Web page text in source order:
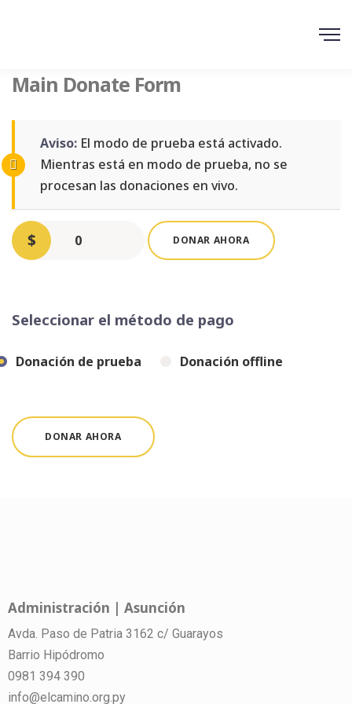
Main Donate Form
Aviso: El modo de prueba está activado.
Mientras está en modo de prueba, no se
procesan las donaciones en vivo.
$ 0 DONAR AHORA
Seleccionar el método de pago
Donación de prueba Donación offline
Administración | Asunción
Avda. Paso de Patria 3162 c/ Guarayos
Barrio Hipódromo
0981 394 390
info@elcamino.org.py